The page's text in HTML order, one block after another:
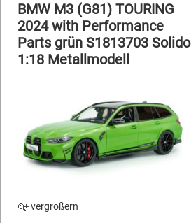
BMW M3 (G81) TOURING
2024 with Performance
Parts grün S1813703 Solido
1:18 Metallmodell
vergrößern